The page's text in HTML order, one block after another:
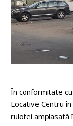
În conformitate
Locative Centru
rulotei amplasată